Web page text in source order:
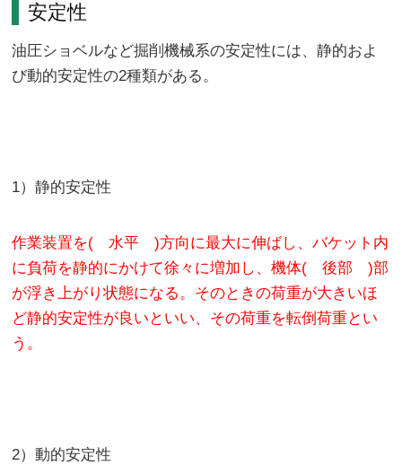
安定性
油圧ショベルなど掘削機械系の安定性には、静的およ
び動的安定性の2種類がある。
1）静的安定性
作業装置を( 水平 )方向に最大に伸ばし、バケット内
に負荷を静的にかけて徐々に増加し、機体( 後部 )部
が浮き上がり状態になる。そのときの荷重が大きいほ
ど静的安定性が良いといい、その荷重を転倒荷重とい
う。
2）動的安定性